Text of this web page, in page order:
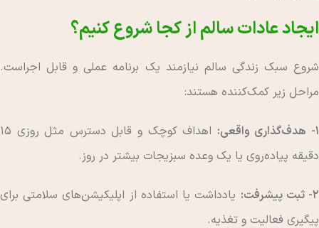
ایجاد عادات سالم از کجا شروع کنیم؟
شروع سبک زندگی سالم نیازمند یک برنامه عملی و قابل اجراست.
مراحل زیر کمک‌کننده هستند:
1- هدف‌گذاری واقعی:
اهداف کوچک و قابل دسترس مثل روزی ۱۵
دقیقه پیاده‌روی یا یک وعده سبزیجات بیشتر در روز.
2- ثبت پیشرفت:
یادداشت یا استفاده از اپلیکیشن‌های سلامتی برای
پیگیری فعالیت و تغذیه.